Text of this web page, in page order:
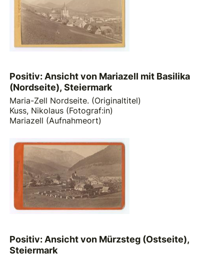
Positiv: Ansicht von Mariazell mit Basilika
(Nordseite), Steiermark
Maria-Zell Nordseite. (Originaltitel)
Kuss, Nikolaus (Fotograf:in)
Mariazell (Aufnahmeort)
Positiv: Ansicht von Mürzsteg (Ostseite),
Steiermark